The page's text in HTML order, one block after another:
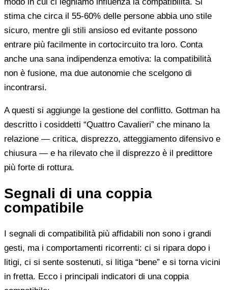
stima che circa il 55-60% delle persone abbia uno stile
sicuro, mentre gli stili ansioso ed evitante possono
entrare più facilmente in cortocircuito tra loro. Conta
anche una sana indipendenza emotiva: la compatibilità
non è fusione, ma due autonomie che scelgono di
incontrarsi.
A questi si aggiunge la gestione del conflitto. Gottman ha
descritto i cosiddetti “Quattro Cavalieri” che minano la
relazione — critica, disprezzo, atteggiamento difensivo e
chiusura — e ha rilevato che il disprezzo è il predittore
più forte di rottura.
Segnali di una coppia
compatibile
I segnali di compatibilità più affidabili non sono i grandi
gesti, ma i comportamenti ricorrenti: ci si ripara dopo i
litigi, ci si sente sostenuti, si litiga “bene” e si torna vicini
in fretta. Ecco i principali indicatori di una coppia